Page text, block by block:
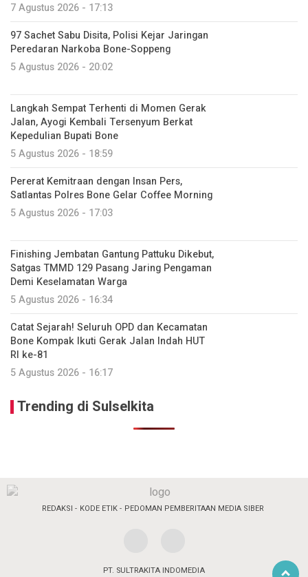
7 Agustus 2026 - 17:13
97 Sachet Sabu Disita, Polisi Kejar Jaringan
Peredaran Narkoba Bone-Soppeng
5 Agustus 2026 - 20:02
Langkah Sempat Terhenti di Momen Gerak
Jalan, Ayogi Kembali Tersenyum Berkat
Kepedulian Bupati Bone
5 Agustus 2026 - 18:59
Pererat Kemitraan dengan Insan Pers,
Satlantas Polres Bone Gelar Coffee Morning
5 Agustus 2026 - 17:03
Finishing Jembatan Gantung Pattuku Dikebut,
Satgas TMMD 129 Pasang Jaring Pengaman
Demi Keselamatan Warga
5 Agustus 2026 - 16:34
Catat Sejarah! Seluruh OPD dan Kecamatan
Bone Kompak Ikuti Gerak Jalan Indah HUT
RI ke-81
5 Agustus 2026 - 16:17
Trending di Sulselkita
REDAKSI KODE ETIK PEDOMAN PEMBERITAAN MEDIA SIBER
PT. SULTRAKITA INDOMEDIA